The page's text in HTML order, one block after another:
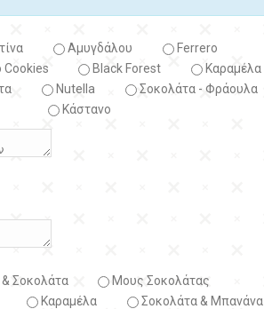
Αμυγδάλου
Ferrero
Black Forest
Kαραμέλα
Nutella
Σοκολάτα - Φράουλα
Κάστανο
Σοκολάτα
Μους Σοκολάτας
Καραμέλα
Σοκολάτα & Μπανάνα